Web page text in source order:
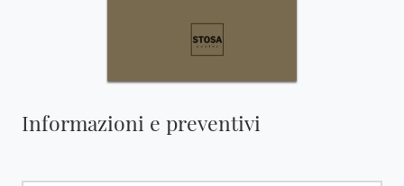
Informazioni e preventivi